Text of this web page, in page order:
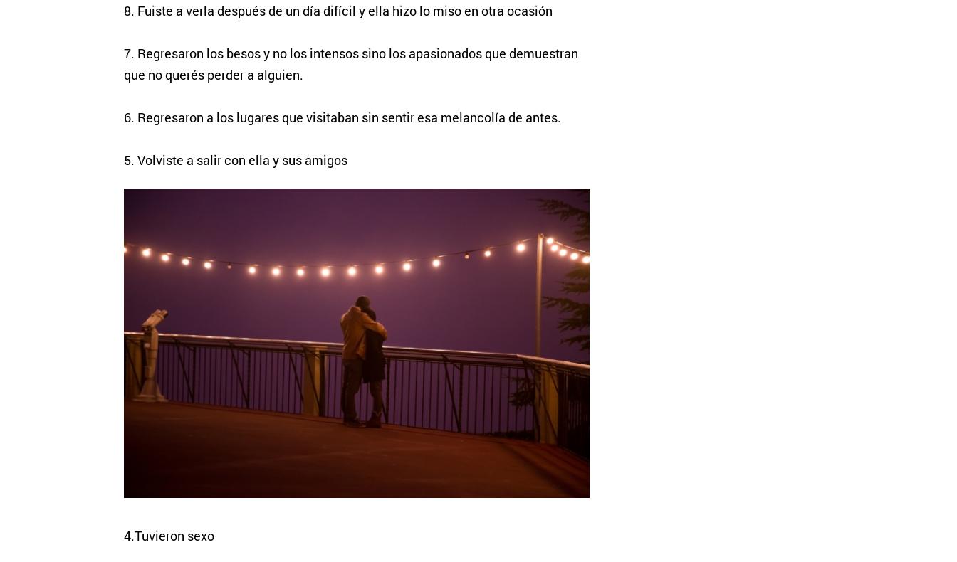
8. Fuiste a verla después de un día difícil y ella hizo lo miso en otra ocasión
7. Regresaron los besos y no los intensos sino los apasionados que demuestran
que no querés perder a alguien.
6. Regresaron a los lugares que visitaban sin sentir esa melancolía de antes.
5. Volviste a salir con ella y sus amigos
4.Tuvieron sexo